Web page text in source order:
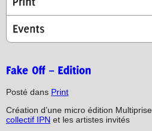
Posté dans Print
Création d’une micro édition
collectif IPN et les artistes invités